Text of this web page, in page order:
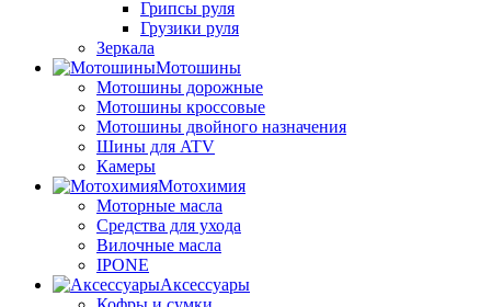
Грипсы руля
Грузики руля
Зеркала
Мотошины
Мотошины дорожные
Мотошины кроссовые
Мотошины двойного назначения
Шины для ATV
Камеры
Мотохимия
Моторные масла
Средства для ухода
Вилочные масла
IPONE
Аксессуары